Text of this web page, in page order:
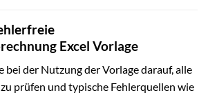
Excel Vorlage
bei der Nutzung der Vorlage darauf, alle
prüfen und typische Fehlerquellen wie